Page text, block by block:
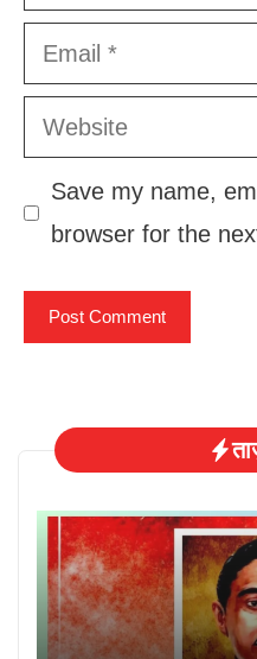
Email
Website
Save my name,
browser for the